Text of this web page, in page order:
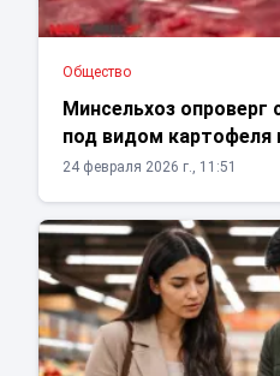
Общество
Минсельхоз опроверг
под видом картофеля
24 февраля 2026 г., 11:51